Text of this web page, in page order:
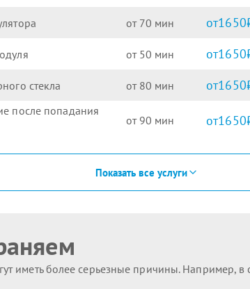
70 1650
50 1650
стекла 80 1650
после попадания
90 1650
Показать все услуги
иметь более серьезные причины. Например, в